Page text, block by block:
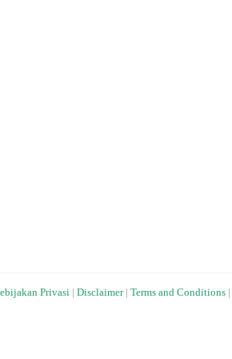
Privasi Disclaimer| Terms and Conditions